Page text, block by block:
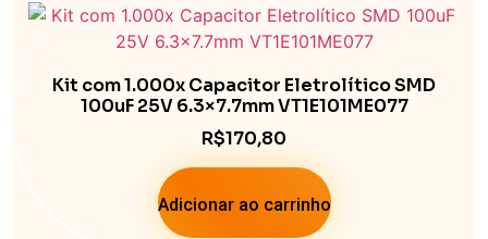
Kit com 1.000x Capacitor Eletrolítico SMD
100uF 25V 6.3×7.7mm VT1E101ME077
R$170,80
Adicionar ao carrinho